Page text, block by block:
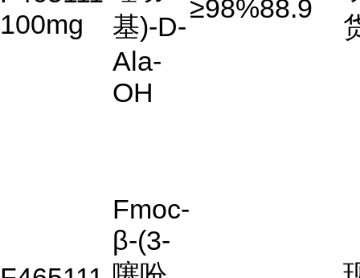
100mg
基)-D-
Ala-
OH
≥98%88.9
Fmoc-
β-(3-